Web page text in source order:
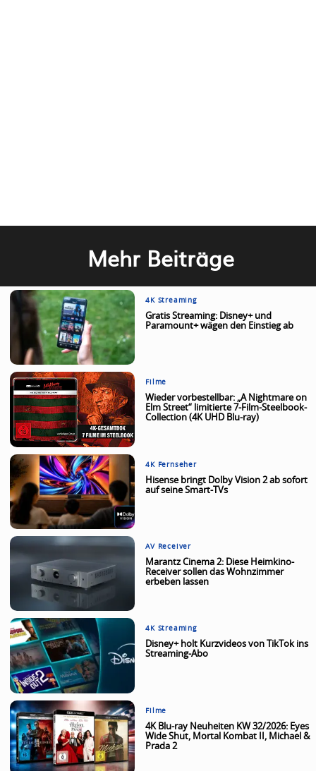
Mehr Beiträge
4K Streaming
Gratis Streaming: Disney+ und
Paramount+ wägen den Einstieg ab
Filme
Wieder vorbestellbar: „A Nightmare on
Elm Street“ limitierte 7-Film-Steelbook-
Collection (4K UHD Blu-ray)
4K Fernseher
Hisense bringt Dolby Vision 2 ab sofort
auf seine Smart-TVs
AV Receiver
Marantz Cinema 2: Diese Heimkino-
Receiver sollen das Wohnzimmer
erbeben lassen
4K Streaming
Disney+ holt Kurzvideos von TikTok ins
Streaming-Abo
Filme
4K Blu-ray Neuheiten KW 32/2026: Eyes
Wide Shut, Mortal Kombat II, Michael &
Prada 2